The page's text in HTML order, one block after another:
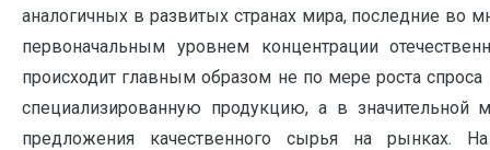
аналогичных в развитых странах мира, последние во
первоначальным уровнем концентрации
происходит главным образом не по мере роста
специализированную продукцию, а в значительной
предложения качественного сырья на рынках.